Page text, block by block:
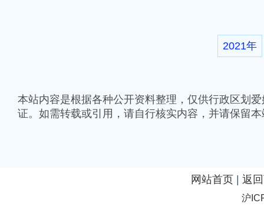
2021年
本站内容是根据各种公开资料整理，仅供行政区划
证。如需转载或引用，请自行核实内容，并请保留
网站首页 返
沪